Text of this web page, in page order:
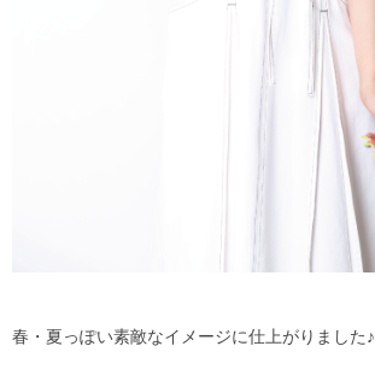
春・夏っぽい素敵なイメージに仕上がりました♪